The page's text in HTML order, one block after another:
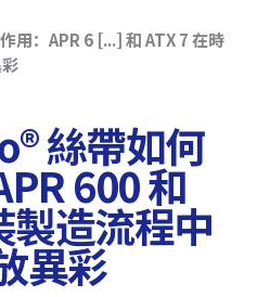
用：APR 6 [...] 和 ATX 7 在時
絲帶如何
600 和
製造流程中
異彩